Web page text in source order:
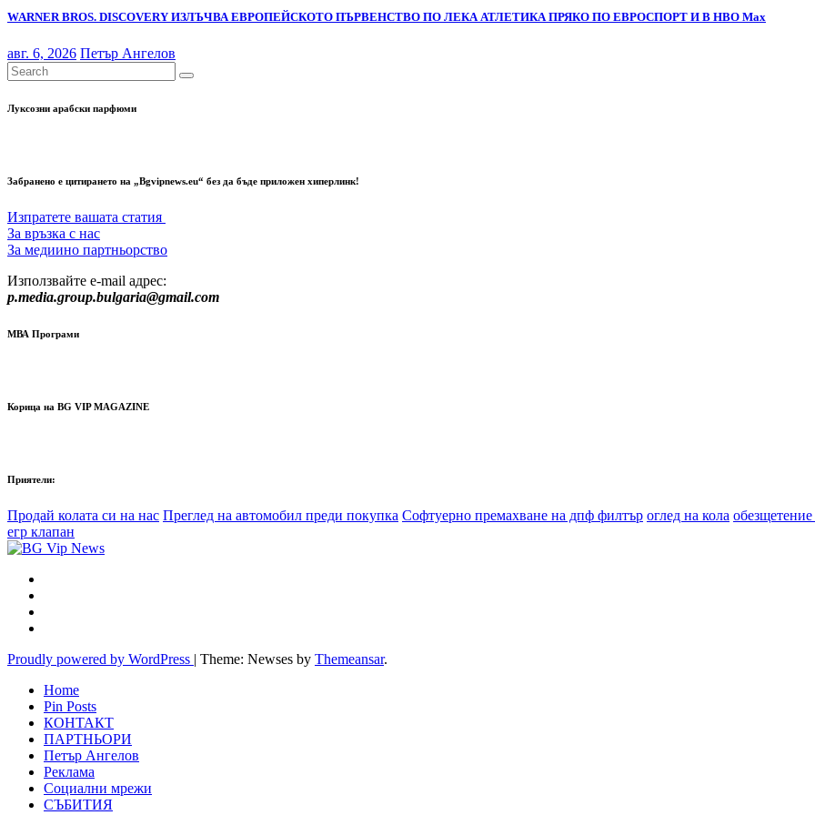
WARNER BROS. DISCOVERY ИЗЛЪЧВА ЕВРОПЕЙСКОТО ПЪРВЕНСТВО ПО ЛЕКА АТЛЕТИКА ПРЯКО ПО ЕВРОСПОРТ И В НВО Мах
авг. 6, 2026 Петър Ангелов
Луксозни арабски парфюми
Забранено е цитирането на „Bgvipnews.eu“ без да бъде приложен хиперлинк!
Изпратете вашата статия
За връзка с нас
За медиино партньорство
Използвайте e-mail адрес:
p.media.group.bulgaria@gmail.com
МВА Програми
Корица на BG VIP MAGAZINE
Приятели:
Продай колата си на нас Преглед на автомобил преди покупка Софтуерно премахване на дпф филтър оглед на кола
егр клапан
Proudly powered by WordPress | Theme: Newses by Themeansar.
Home
Pin Posts
КОНТАКТ
ПАРТНЬОРИ
Петър Ангелов
Реклама
Социални мрежи
СЪБИТИЯ